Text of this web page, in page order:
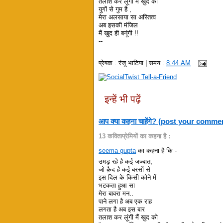
युगों से गुम है ,
मेरा अलसाया सा अस्तित्व
अब इसकी मंजिल
मैं ख़ुद ही बनूंगी !!
--
प्रेषक :रंजू भाटिया | समय :8:44 AM
इन्हें भी पढ़ें
आप क्या कहना चाहेंगे? (post your
13 कविताप्रेमियों का कहना है :
seema gupta का कहना है कि -
उमड़ रहे है कई जज्बात,
जो क़ैद है कई बरसों से
इस दिल के किसी कोने में
भटकता हुआ सा
मेरा बावरा मन..
पाने लगा है अब एक राह
लगता है अब इस बार
तलाश कर लूंगी मैं ख़ुद को